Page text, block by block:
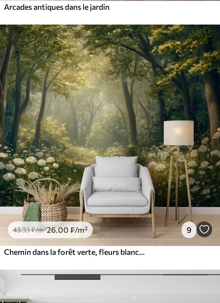
Arcades antiques dans le jardin
43.33₣/m²26.00 ₣/m² 9